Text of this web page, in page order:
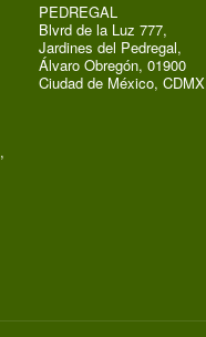
PEDREGAL
Blvrd de la Luz 777,
Jardines del Pedregal,
Álvaro Obregón, 01900
Ciudad de México, CDMX